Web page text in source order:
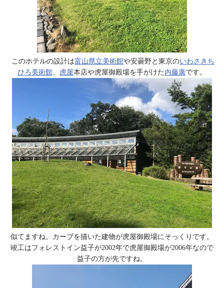
このホテルの設計は富山県立美術館や安曇野と東京のいわさきち
ひろ美術館、 虎屋本店や虎屋御殿場を手がけた 内藤廣です。
似てますね。カーブを描いた建物が虎屋御殿場にそっくりです。
竣工はフォレストイン益子が2002年で虎屋御殿場が2006年なので
益子の方が先ですね。